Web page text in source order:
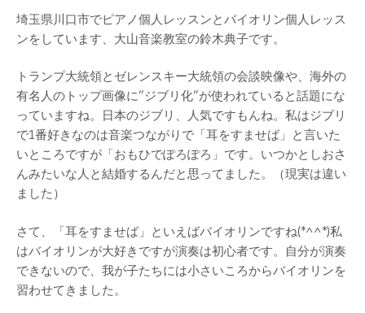
埼玉県川口市でピアノ個人レッスンとバイオリン個人レッス
ンをしています、大山音楽教室の鈴木典子です。
トランプ大統領とゼレンスキー大統領の会談映像や、海外の
有名人のトップ画像に”ジブリ化”が使われていると話題にな
っていますね。日本のジブリ、人気ですもんね。私はジブリ
で1番好きなのは音楽つながりで「耳をすませば」と言いた
いところですが「おもひでぽろぽろ」です。いつかとしおさ
んみたいな人と結婚するんだと思ってました。（現実は違い
ました）
さて、「耳をすませば」といえばバイオリンですね(*^^*)私
はバイオリンが大好きですが演奏は初心者です。自分が演奏
できないので、我が子たちには小さいころからバイオリンを
習わせてきました。